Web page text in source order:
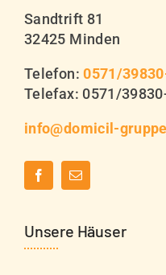
Sandtrift 81
32425 Minden
Telefon:0571/
Telefax: 0571/
info@domicil-
Unsere Häuser